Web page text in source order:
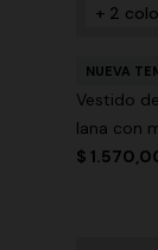
+ 2
NUEVA
Vestido
lana con
$